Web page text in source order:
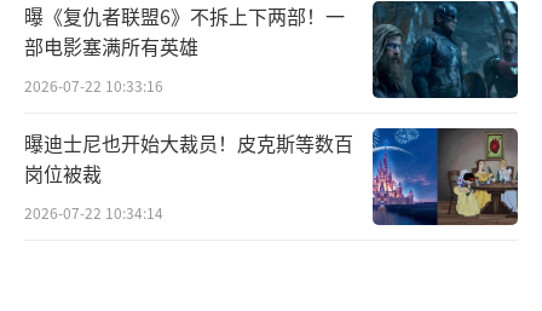
曝《复仇者联盟6》不拆上下两部！一
部电影塞满所有英雄
2026-07-22 10:33:16
曝迪士尼也开始大裁员！皮克斯等数百
岗位被裁
2026-07-22 10:34:14